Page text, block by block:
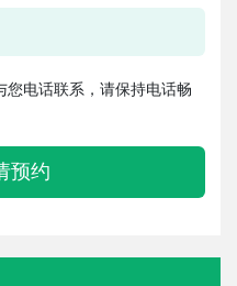
您电话联系，请保持电话畅
预约